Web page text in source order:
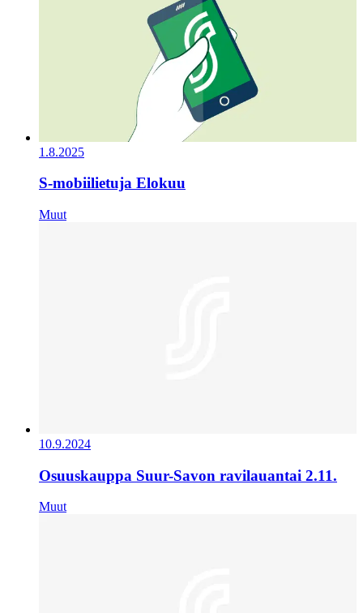
1.8.2025
S-mobiilietuja Elokuu
Muut
10.9.2024
Osuuskauppa Suur-Savon ravilauantai 2.11.
Muut